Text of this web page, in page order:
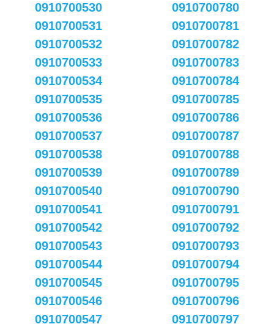
0910700530
0910700531
0910700532
0910700533
0910700534
0910700535
0910700536
0910700537
0910700538
0910700539
0910700540
0910700541
0910700542
0910700543
0910700544
0910700545
0910700546
0910700547
0910700780
0910700781
0910700782
0910700783
0910700784
0910700785
0910700786
0910700787
0910700788
0910700789
0910700790
0910700791
0910700792
0910700793
0910700794
0910700795
0910700796
0910700797